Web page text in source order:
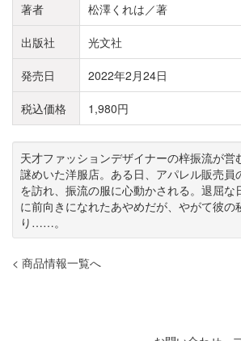
著者 松澤くれは／著
出版社 光文社
発売日 2022年2月24日
税込価格 1,980円
天才ファッションデザイナーの梓振流が営
謎めいた洋服店。ある日、アパレル販売員
を訪れ、振流の服に心動かされる。退屈な
に前向きになれたあやめだが、やがて彼の
り……。
< 商品情報一覧へ